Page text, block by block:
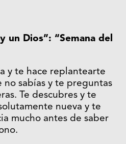
un Dios”: “Semana del
y te hace replantearte
no sabías y te preguntas
Te descubres y te
nueva y te
mucho antes de saber